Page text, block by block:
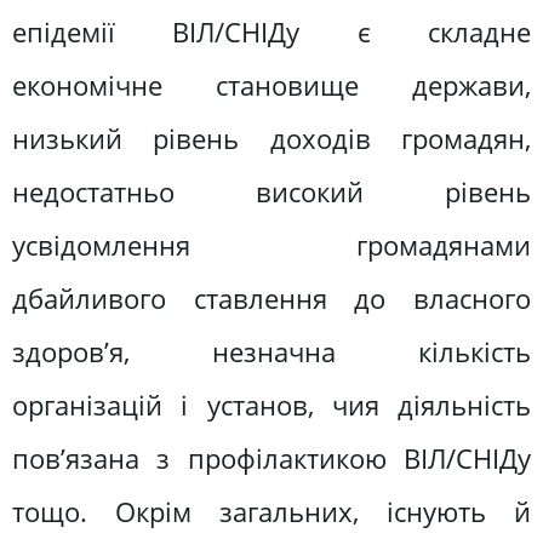
епідемії ВІЛ/СНІДу є складне
економічне становище держави,
низький рівень доходів громадян,
недостатньо високий рівень
усвідомлення громадянами
дбайливого ставлення до власного
здоров’я, незначна кількість
організацій і установ, чия діяльність
пов’язана з профілактикою ВІЛ/СНІДу
тощо. Окрім загальних, існують й